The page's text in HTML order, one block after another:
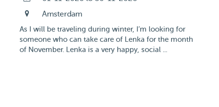
Amsterdam
As I will be traveling during winter, I’m looking for
someone who can take care of Lenka for the month
of November. Lenka is a very happy, social ...